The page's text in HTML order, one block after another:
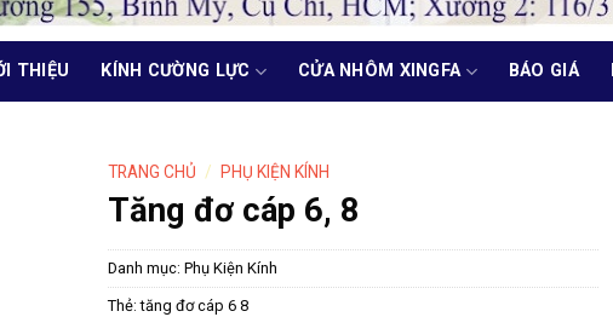
THIỆU KÍNH CƯỜNG LỰC CỬA NHÔM XINGFA BÁO GIÁ
TRANG CHỦ / PHỤ KIỆN KÍNH
Tăng đơ cáp 6, 8
Danh mục: Phụ Kiện Kính
Thẻ:tăng đơ cáp 6 8